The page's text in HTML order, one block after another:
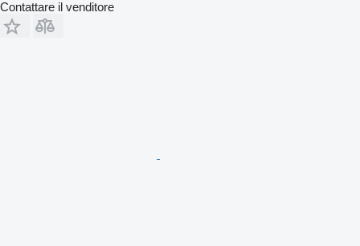
Contattare il venditore